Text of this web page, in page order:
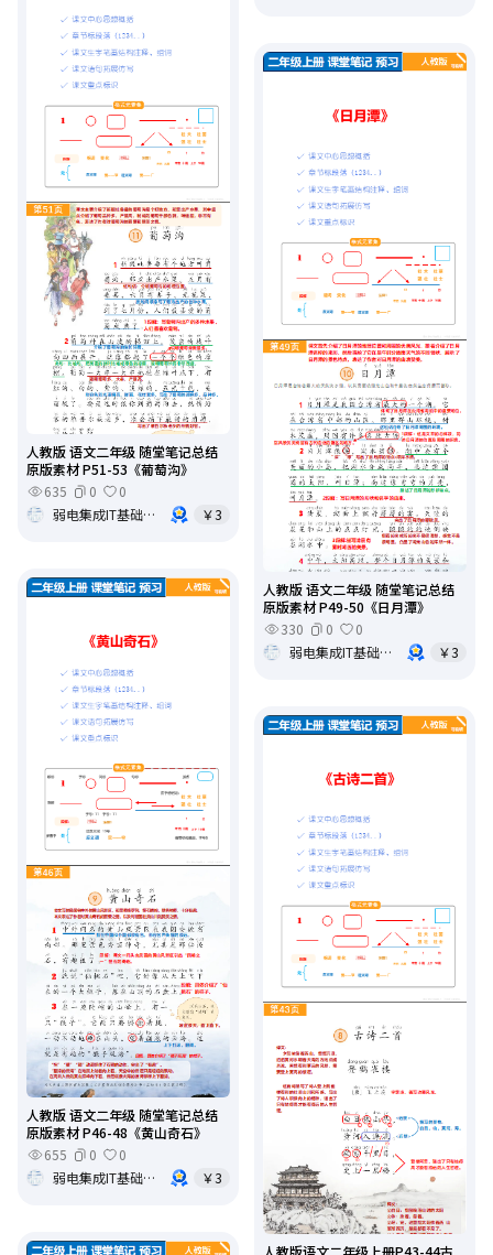
人教版 语文二年级 随堂笔记总结
原版素材 P51-53《葡萄沟》
635
0
0
弱电集成IT基础架构运维
￥3
人教版 语文二年级 随堂笔记总结
原版素材 P49-50《日月潭》
330
0
0
弱电集成IT基础架构运维
￥3
人教版 语文二年级 随堂笔记总结
原版素材 P46-48《黄山奇石》
655
0
0
弱电集成IT基础架构运维
￥3